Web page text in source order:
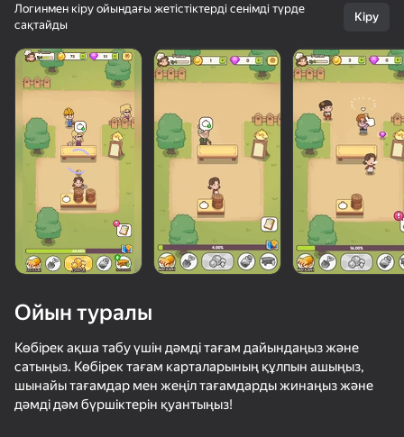
36
70
Логинмен кіру ойындағы жетістіктерді сенімді түрде
сақтайды
Кіру
Ойын туралы
Көбірек ақша табу үшін дәмді тағам дайындаңыз және
сатыңыз. Көбірек тағам карталарының құлпын ашыңыз,
шынайы тағамдар мен жеңіл тағамдарды жинаңыз және
дәмді дәм бүршіктерін қуантыңыз!